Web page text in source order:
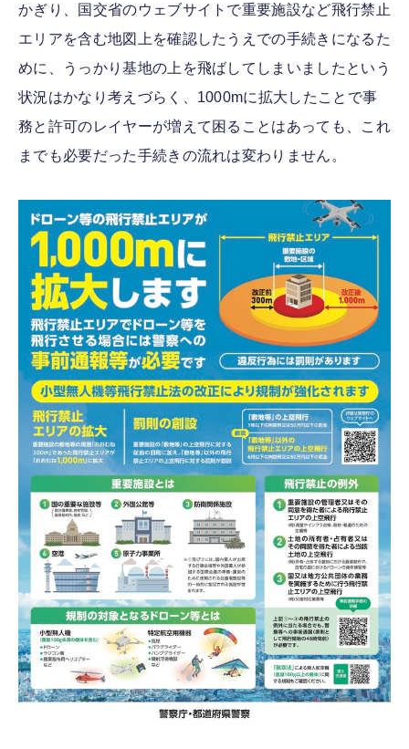
かぎり、国交省のウェブサイトで重要施設など飛行禁止
エリアを含む地図上を確認したうえでの手続きになるた
めに、うっかり基地の上を飛ばしてしまいましたという
状況はかなり考えづらく、1000mに拡大したことで事
務と許可のレイヤーが増えて困ることはあっても、これ
までも必要だった手続きの流れは変わりません。